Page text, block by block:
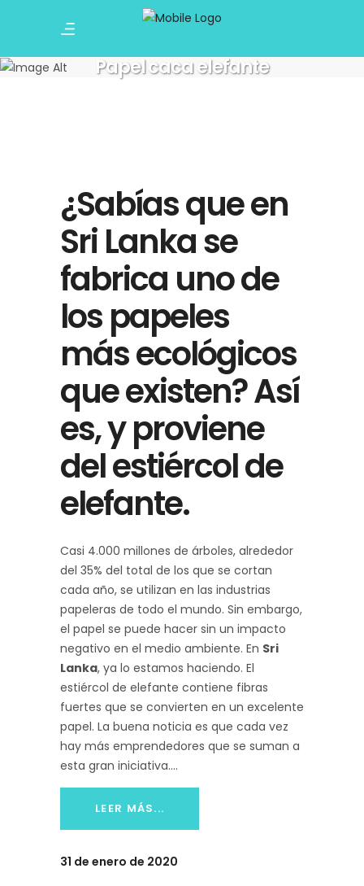
Papel caca elefante
¿Sabías que en
Sri Lanka se
fabrica uno de
los papeles
más ecológicos
que existen? Así
es, y proviene
del estiércol de
elefante.
Casi 4.000 millones de árboles, alrededor
del 35% del total de los que se cortan
cada año, se utilizan en las industrias
papeleras de todo el mundo. Sin embargo,
el papel se puede hacer sin un impacto
negativo en el medio ambiente. En Sri
Lanka, ya lo estamos haciendo. El
estiércol de elefante contiene fibras
fuertes que se convierten en un excelente
papel. La buena noticia es que cada vez
hay más emprendedores que se suman a
esta gran iniciativa.
LEER MÁS...
31 de enero de 2020